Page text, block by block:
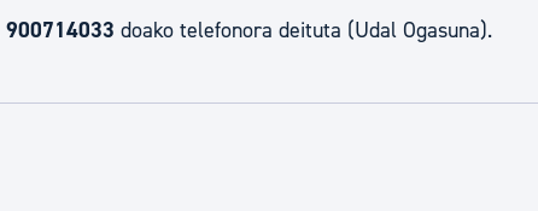
900714033 doako telefonora deituta (Udal Ogasuna).